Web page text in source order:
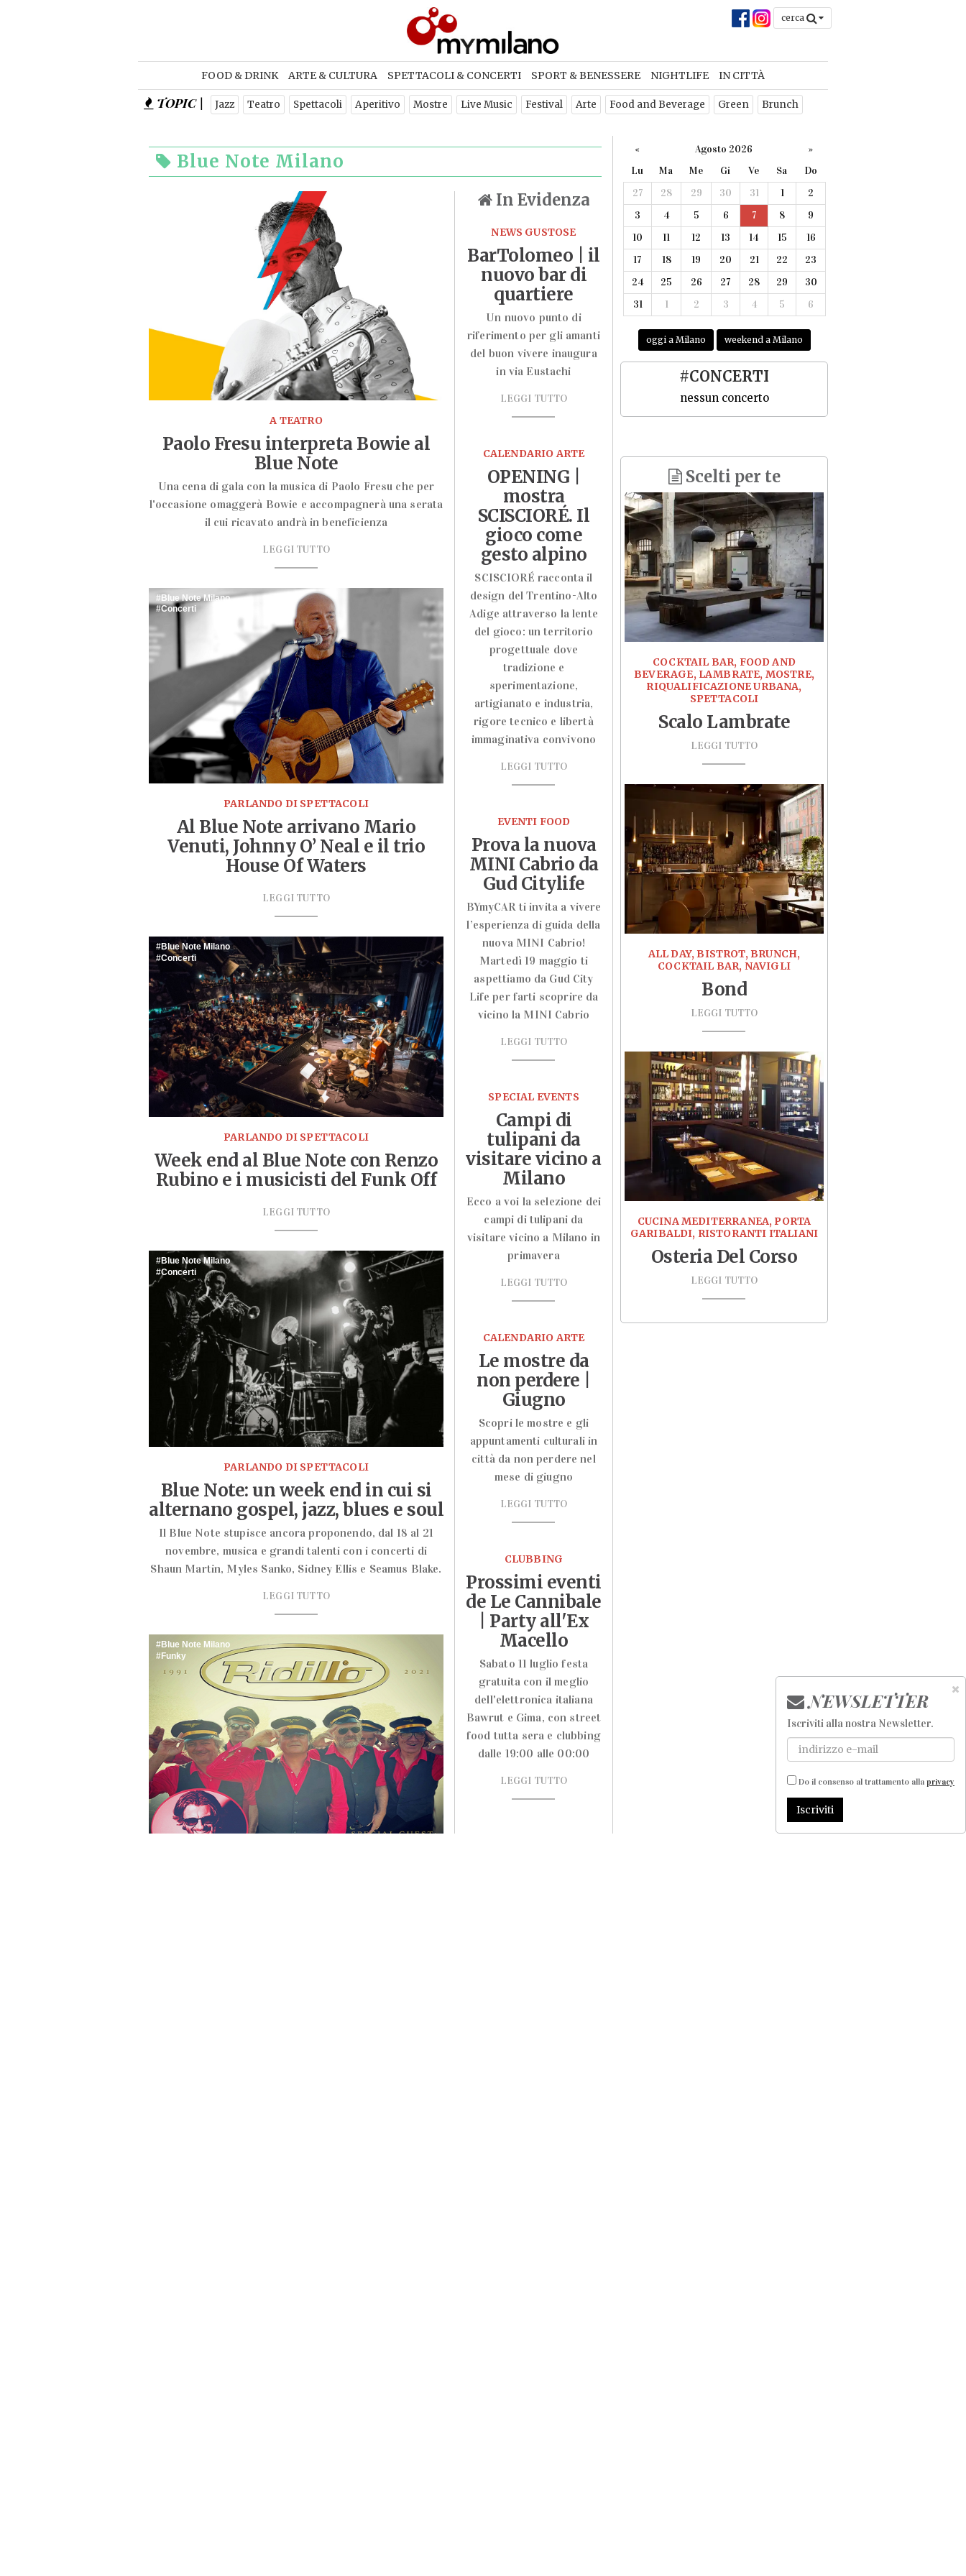
cerca
FOOD & DRINK ARTE & CULTURA SPETTACOLI & CONCERTI SPORT & BENESSERE NIGHTLIFE IN CITTÀ
TOPIC | Jazz Teatro Spettacoli Aperitivo Mostre Live Music Festival Arte Food and Beverage Green Brunch
Blue Note Milano
A TEATRO
Paolo Fresu interpreta Bowie al
Blue Note
Una cena di gala con la musica di Paolo Fresu che per
l'occasione omaggerà Bowie e accompagnerà una serata
il cui ricavato andrà in beneficienza
LEGGI TUTTO
Blue Note Milano
Concerti
PARLANDO DI SPETTACOLI
Al Blue Note arrivano Mario
Venuti, Johnny O’ Neal e il trio
House Of Waters
LEGGI TUTTO
Blue Note Milano
Concerti
PARLANDO DI SPETTACOLI
Week end al Blue Note con Renzo
Rubino e i musicisti del Funk Off
LEGGI TUTTO
Blue Note Milano
Concerti
PARLANDO DI SPETTACOLI
Blue Note: un week end in cui si
alternano gospel, jazz, blues e soul
Il Blue Note stupisce ancora proponendo, dal 18 al 21
novembre, musica e grandi talenti con i concerti di
Shaun Martin, Myles Sanko, Sidney Ellis e Seamus Blake.
LEGGI TUTTO
Blue Note Milano
Funky
In Evidenza
NEWS GUSTOSE
BarTolomeo | il
nuovo bar di
quartiere
Un nuovo punto di
riferimento per gli amanti
del buon vivere inaugura
in via Eustachi
LEGGI TUTTO
CALENDARIO ARTE
OPENING |
mostra
SCISCIORÉ. Il
gioco come
gesto alpino
SCISCIORÉ racconta il
design del Trentino-Alto
Adige attraverso la lente
del gioco: un territorio
progettuale dove
tradizione e
sperimentazione,
artigianato e industria,
rigore tecnico e libertà
immaginativa convivono
LEGGI TUTTO
EVENTI FOOD
Prova la nuova
MINI Cabrio da
Gud Citylife
BYmyCAR ti invita a vivere
l’esperienza di guida della
nuova MINI Cabrio!
Martedì 19 maggio ti
aspettiamo da Gud City
Life per farti scoprire da
vicino la MINI Cabrio
LEGGI TUTTO
SPECIAL EVENTS
Campi di
tulipani da
visitare vicino a
Milano
Ecco a voi la selezione dei
campi di tulipani da
visitare vicino a Milano in
primavera
LEGGI TUTTO
CALENDARIO ARTE
Le mostre da
non perdere |
Giugno
Scopri le mostre e gli
appuntamenti culturali in
città da non perdere nel
mese di giugno
LEGGI TUTTO
CLUBBING
Prossimi eventi
de Le Cannibale
| Party all'Ex
Macello
Sabato 11 luglio festa
gratuita con il meglio
dell'elettronica italiana
Bawrut e Gima, con street
food tutta sera e clubbing
dalle 19:00 alle 00:00
LEGGI TUTTO
« Agosto 2026
»
Lu
Ma Me Gi Ve Sa
Do
27
28 29 30 31 1
2
3
4 5 6 7 8
9
10
11 12 13 14 15
16
17
18 19 20 21 22
23
24
25 26 27 28 29
30
31
1 2 3 4 5 6
oggi a Milano weekend a Milano
#CONCERTI
nessun concerto
Scelti per te
COCKTAIL BAR, FOOD AND
BEVERAGE, LAMBRATE, MOSTRE,
RIQUALIFICAZIONE URBANA,
SPETTACOLI
Scalo Lambrate
LEGGI TUTTO
ALL DAY, BISTROT, BRUNCH,
COCKTAIL BAR, NAVIGLI
Bond
LEGGI TUTTO
CUCINA MEDITERRANEA, PORTA
GARIBALDI, RISTORANTI ITALIANI
Osteria Del Corso
LEGGI TUTTO
NEWSLETTER
Iscriviti alla nostra Newsletter.
Do il consenso al trattamento alla privacy
Iscriviti